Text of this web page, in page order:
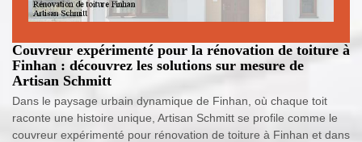
Couvreur expérimenté pour la rénovation de toiture à
Finhan : découvrez les solutions sur mesure de
Artisan Schmitt
Dans le paysage urbain dynamique de Finhan, où chaque toit
raconte une histoire unique, Artisan Schmitt se profile comme le
couvreur expérimenté pour rénovation de toiture à Finhan et dans